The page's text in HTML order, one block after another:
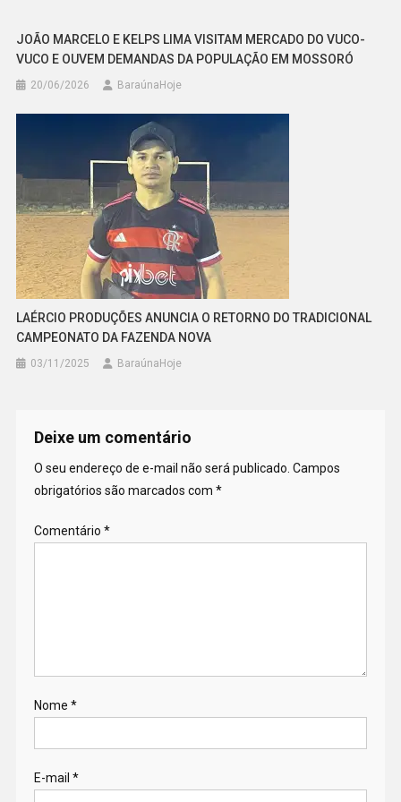
JOÃO MARCELO E KELPS LIMA VISITAM MERCADO DO VUCO-
VUCO E OUVEM DEMANDAS DA POPULAÇÃO EM MOSSORÓ
20/06/2026 BaraúnaHoje
LAÉRCIO PRODUÇÕES ANUNCIA O RETORNO DO TRADICIONAL
CAMPEONATO DA FAZENDA NOVA
03/11/2025 BaraúnaHoje
Deixe um comentário
O seu endereço de e-mail não será publicado. Campos
obrigatórios são marcados com *
Comentário *
Nome *
E-mail *